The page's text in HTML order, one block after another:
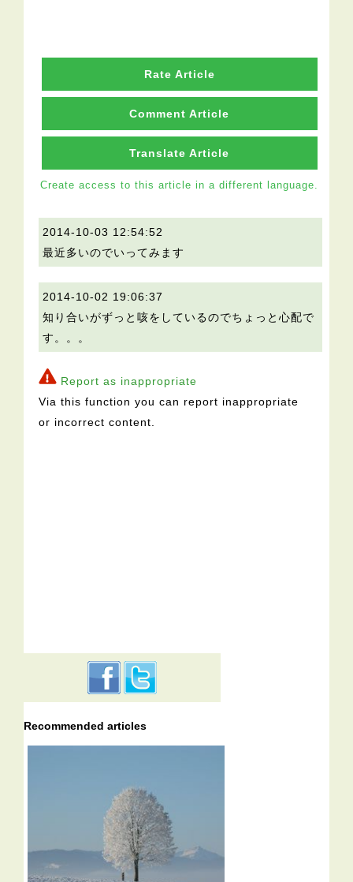
Rate Article
Comment Article
Translate Article
Create access to this article in a different language.
2014-10-03 12:54:52
最近多いのでいってみます
2014-10-02 19:06:37
知り合いがずっと咳をしているのでちょっと心配で
す。。。
Report as inappropriate
Via this function you can report inappropriate
or incorrect content.
Recommended articles